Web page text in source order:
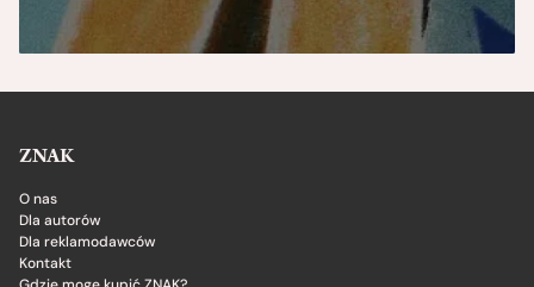
ZNAK
O nas
Dla autorów
Dla reklamodawców
Kontakt